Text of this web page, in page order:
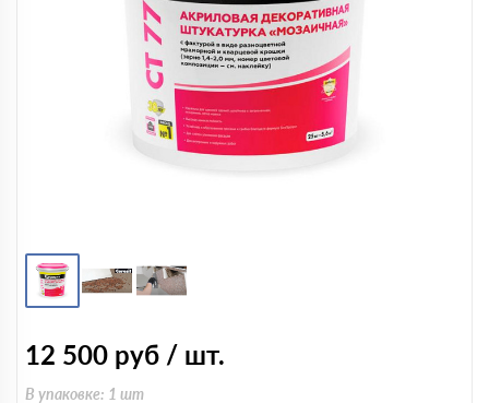
12 500 руб / шт.
В упаковке: 1 шт